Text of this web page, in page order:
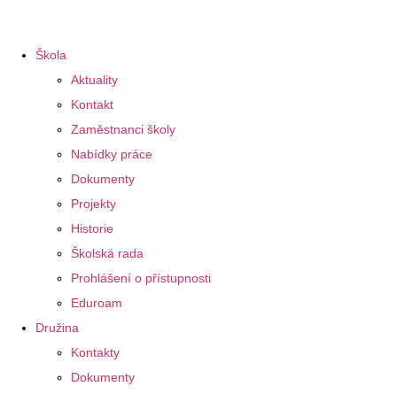
Škola
Aktuality
Kontakt
Zaměstnanci školy
Nabídky práce
Dokumenty
Projekty
Historie
Školská rada
Prohlášení o přístupnosti
Eduroam
Družina
Kontakty
Dokumenty